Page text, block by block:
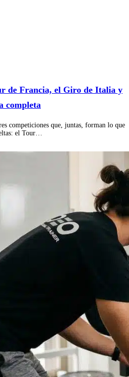
de Francia, el Giro de Italia y
completa
competiciones que, juntas, forman lo que
el Tour…